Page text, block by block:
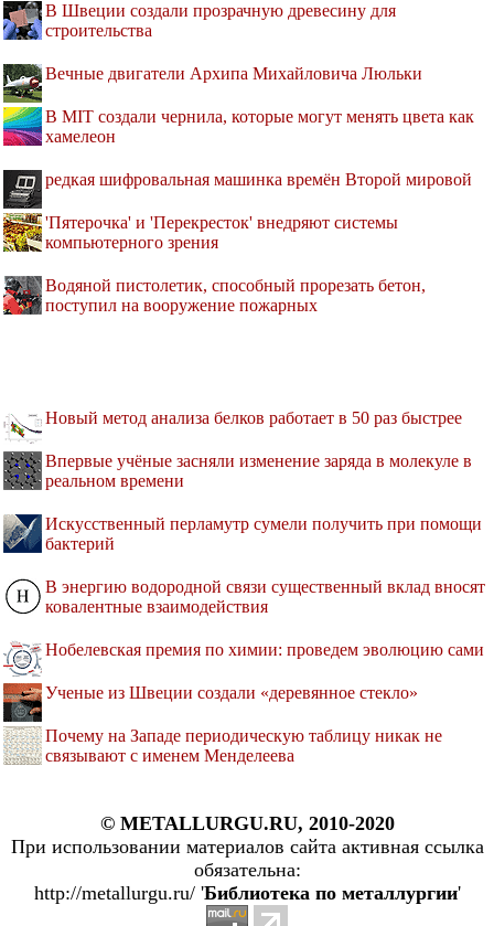
В Швеции создали прозрачную древесину для
строительства
Вечные двигатели Архипа Михайловича Люльки
В MIT создали чернила, которые могут менять цвета как
хамелеон
редкая шифровальная машинка времён Второй мировой
'Пятерочка' и 'Перекресток' внедряют системы
компьютерного зрения
Водяной пистолетик, способный прорезать бетон,
поступил на вооружение пожарных
Новый метод анализа белков работает в 50 раз быстрее
Впервые учёные засняли изменение заряда в молекуле в
реальном времени
Искусственный перламутр сумели получить при помощи
бактерий
В энергию водородной связи существенный вклад вносят
ковалентные взаимодействия
Нобелевская премия по химии: проведем эволюцию сами
Ученые из Швеции создали «деревянное стекло»
Почему на Западе периодическую таблицу никак не
связывают с именем Менделеева
© METALLURGU.RU, 2010-2020
При использовании материалов сайта активная ссылка
обязательна:
http://metallurgu.ru/ 'Библиотека по металлургии'